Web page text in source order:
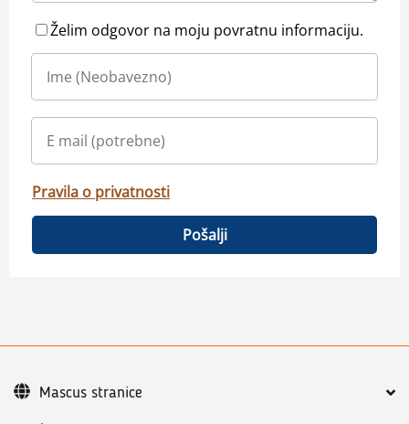
Želim odgovor na moju povratnu informaciju.
Pravila o privatnosti
Pošalji
Mascus stranice